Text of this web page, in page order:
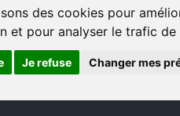
des cookies pour
et pour analyser le trafic de
Je refuse Changer mes
Activités
manuelles,
détente et